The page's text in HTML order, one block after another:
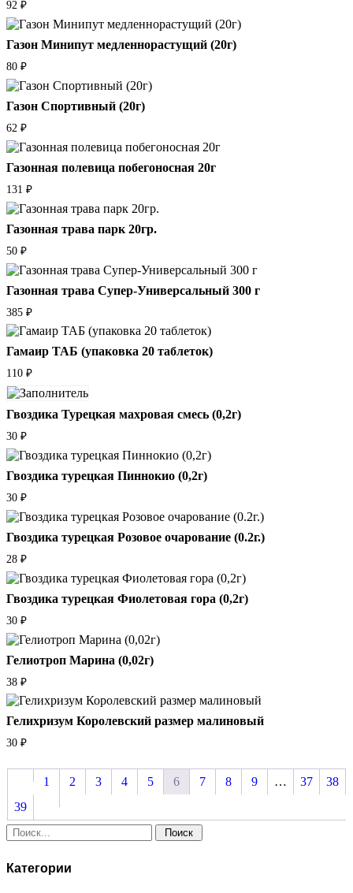
92 ₽
Газон Минипут медленнорастущий (20г)
80 ₽
Газон Спортивный (20г)
62 ₽
Газонная полевица побегоносная 20г
131 ₽
Газонная трава парк 20гр.
50 ₽
Газонная трава Супер-Универсальный 300 г
385 ₽
Гамаир ТАБ (упаковка 20 таблеток)
110 ₽
Гвоздика Турецкая махровая смесь (0,2г)
30 ₽
Гвоздика турецкая Пиннокио (0,2г)
30 ₽
Гвоздика турецкая Розовое очарование (0.2г.)
28 ₽
Гвоздика турецкая Фиолетовая гора (0,2г)
30 ₽
Гелиотроп Марина (0,02г)
38 ₽
Гелихризум Королевский размер малиновый
30 ₽
1 2 3 4 5 6 7 8 9 … 37
38
39
Поиск:
Категории